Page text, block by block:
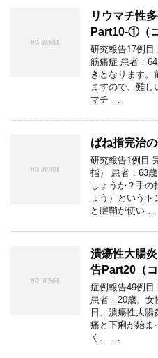
リウマチ性
Part10-①（
研究報告17例
筋痛症 患者：
きとなります。
ますので、難し
マチ …
ばね指完治
研究報告1例目
指） 患者：63
しょうか？手の
ょう）という
と腱鞘が使い …
潰瘍性大腸
告Part20（
症例報告49例目
患者：20歳、
日、潰瘍性大腸
痛と下痢が始ま
く、 …